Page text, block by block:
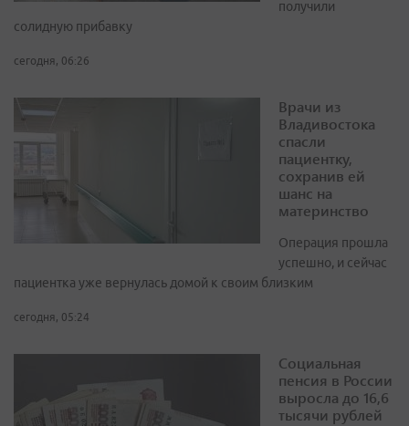
получили
солидную прибавку
сегодня, 06:26
Врачи из
Владивостока
спасли
пациентку,
сохранив ей
шанс на
материнство
Операция прошла
успешно, и сейчас
пациентка уже вернулась домой к своим близким
сегодня, 05:24
Социальная
пенсия в России
выросла до 16,6
тысячи рублей